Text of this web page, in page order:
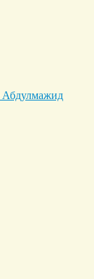
Абдулмажид